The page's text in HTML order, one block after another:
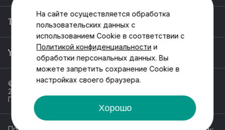
TELEGRAM
YOUTUBE
© ООО «Пойнт эстейт», ИНН 55546464612,
2013-2025
Политика обработки персональных данных
На сайте осуществляется обработка
пользовательских данных с
использованием Cookie в соответствии с
Политикой конфиденциальности и
обработки персональных данных. Вы
можете запретить сохранение Cookie в
настройках своего браузера.
Хорошо